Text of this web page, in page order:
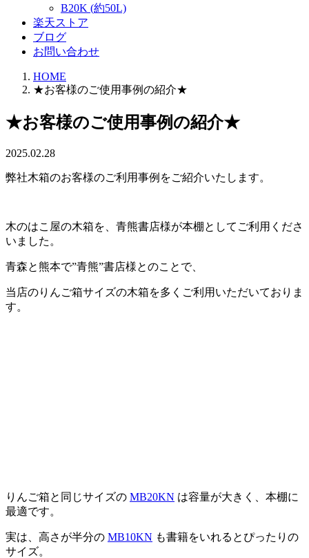
B20K (約50L)
楽天ストア
ブログ
お問い合わせ
HOME
★お客様のご使用事例の紹介★
★お客様のご使用事例の紹介★
2025.02.28
弊社木箱のお客様のご利用事例をご紹介いたします。
木のはこ屋の木箱を、青熊書店様が本棚としてご利用くださ
いました。
青森と熊本で”青熊”書店様とのことで、
当店のりんご箱サイズの木箱を多くご利用いただいておりま
す。
りんご箱と同じサイズの MB20KN は容量が大きく、本棚に
最適です。
実は、高さが半分の MB10KN も書籍をいれるとぴったりの
サイズ。